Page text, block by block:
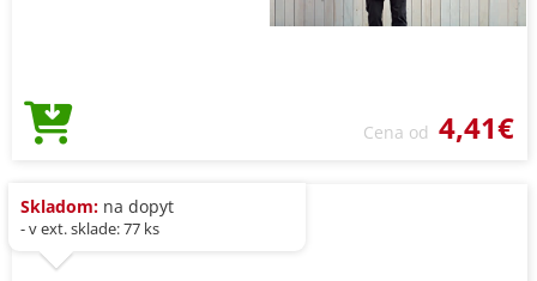
Cena od 4,41€
Skladom: na dopyt
- v ext. sklade: 77 ks